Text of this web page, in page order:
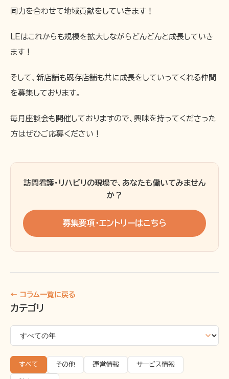
同力を合わせて地域貢献をしていきます！
LEはこれからも規模を拡大しながらどんどんと成長していき
ます！
そして、新店舗も既存店舗も共に成長をしていってくれる仲間
を募集しております。
毎月座談会も開催しておりますので、興味を持ってくださった
方はぜひご応募ください！
訪問看護・リハビリの現場で、あなたも働いてみません
か？
募集要項・エントリーはこちら
← コラム一覧に戻る
カテゴリ
すべて その他 運営情報 サービス情報